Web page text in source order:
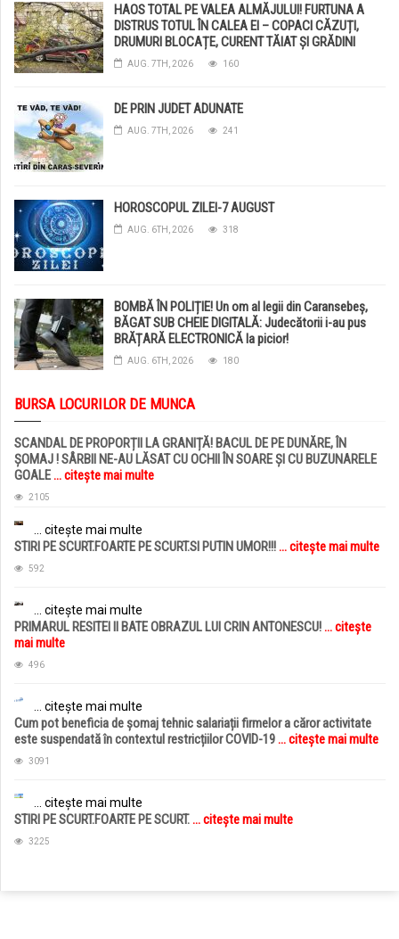
HAOS TOTAL PE VALEA ALMĂJULUI! FURTUNA A
DISTRUS TOTUL ÎN CALEA EI – COPACI CĂZUȚI,
DRUMURI BLOCAȚE, CURENT TĂIAT ȘI GRĂDINI
DISTRUSE DE GRINDINĂ!
AUG. 7TH, 2026 160
DE PRIN JUDET ADUNATE
AUG. 7TH, 2026 241
HOROSCOPUL ZILEI-7 AUGUST
AUG. 6TH, 2026 318
BOMBĂ ÎN POLIȚIE! Un om al legii din Caransebeș,
BĂGAT SUB CHEIE DIGITALĂ: Judecătorii i-au pus
BRĂȚARĂ ELECTRONICĂ la picior!
AUG. 6TH, 2026 180
BURSA LOCURILOR DE MUNCA
SCANDAL DE PROPORȚII LA GRANIȚĂ! BACUL DE PE DUNĂRE, ÎN
ȘOMAJ ! SÂRBII NE-AU LĂSAT CU OCHII ÎN SOARE ȘI CU BUZUNARELE
GOALE... citește mai multe
2105
... citește mai multe
STIRI PE SCURT.FOARTE PE SCURT.SI PUTIN UMOR!!!... citește mai multe
592
... citește mai multe
PRIMARUL RESITEI II BATE OBRAZUL LUI CRIN ANTONESCU!... citește
mai multe
496
... citește mai multe
Cum pot beneficia de șomaj tehnic salariații firmelor a căror activitate
este suspendată în contextul restricțiilor COVID-19... citește mai multe
3091
... citește mai multe
STIRI PE SCURT.FOARTE PE SCURT.... citește mai multe
3225